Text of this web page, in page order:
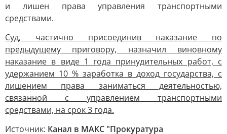
и лишен права управления транспортными
средствами.
Суд, частично присоединив наказание по
предыдущему приговору, назначил виновному
наказание в виде 1 года принудительных работ, с
удержанием 10 % заработка в доход государства, с
лишением права заниматься деятельностью,
связанной с управлением транспортными
средствами, на срок 3 года.
Источник: Канал в МАКС "Прокуратура